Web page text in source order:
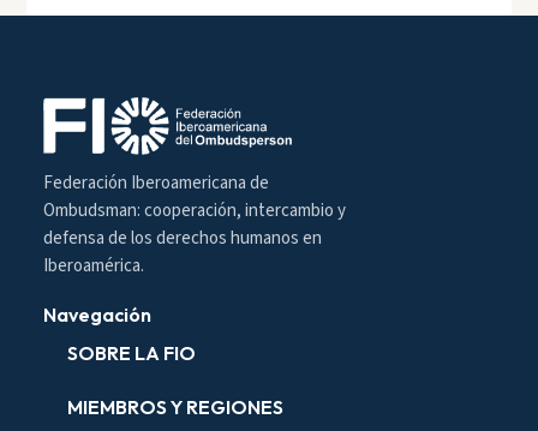
Federación Iberoamericana de
Ombudsman: cooperación, intercambio y
defensa de los derechos humanos en
Iberoamérica.
Navegación
SOBRE LA FIO
MIEMBROS Y REGIONES